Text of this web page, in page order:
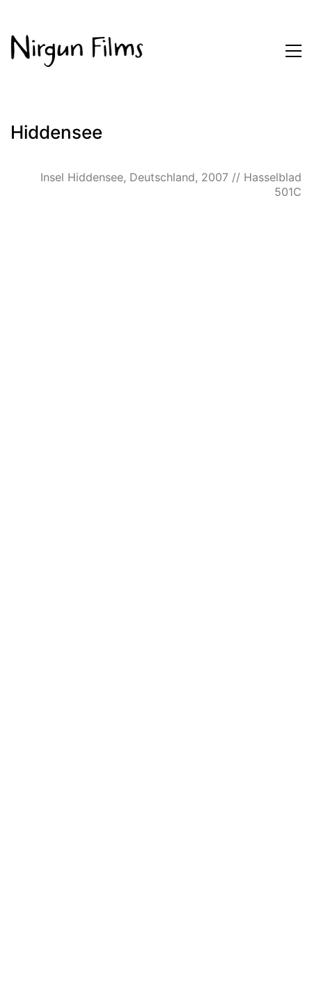
Hiddensee
Insel Hiddensee, Deutschland, 2007 // Hasselblad
501C